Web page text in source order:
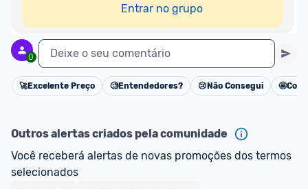
Entrar no grupo
0 Deixe o seu comentário
Cancelar
🚀Excelente Preço 🧐Entendedores? 😢 Não Consegui 🤩
Outros alertas criados pela comunidade
Você receberá alertas de novas promoções dos termos
selecionados